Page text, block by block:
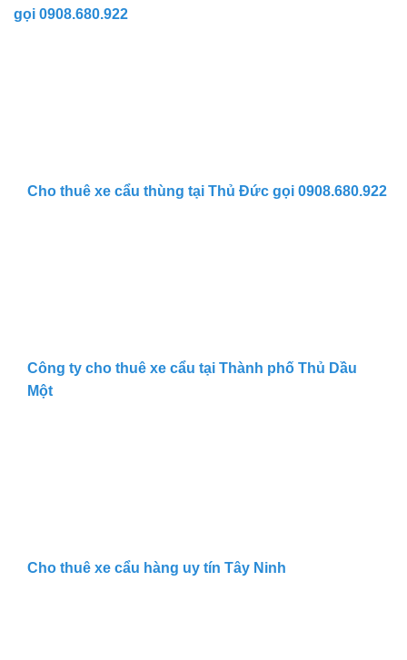
gọi 0908.680.922
Cho thuê xe cẩu thùng tại Thủ Đức gọi 0908.680.922
Công ty cho thuê xe cẩu tại Thành phố Thủ Dầu
Một
Cho thuê xe cẩu hàng uy tín Tây Ninh